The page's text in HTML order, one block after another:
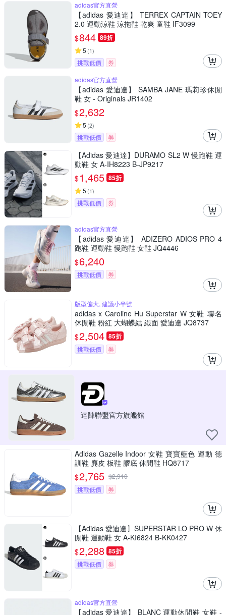
adidas官方直營
【adidas 愛迪達】 TERREX CAPTAIN TOEY
2.0 運動涼鞋 涼拖鞋 乾爽 童鞋 IF3099
$844 89折
5 (1)
挑戰低價
券
adidas官方直營
【adidas 愛迪達】 SAMBA JANE 瑪莉珍休閒
鞋 女 - Originals JR1402
$2,632
5 (2)
挑戰低價 券
【Adidas 愛迪達】DURAMO SL2 W 慢跑鞋 運
動鞋 女 A-IH8223 B-JP9217
$1,465 85折
5 (1)
挑戰低價 券
adidas官方直營
【adidas 愛迪達】 ADIZERO ADIOS PRO 4
跑鞋 運動鞋 慢跑鞋 女鞋 JQ4446
$6,240
挑戰低價 券
版型偏大, 建議小半號
adidas x Caroline Hu Superstar W 女鞋 聯名
休閒鞋 粉紅 大蝴蝶結 緞面 愛迪達 JQ8737
$2,504 85折
挑戰低價 券
達陣聯盟官方旗艦館
Adidas Gazelle Indoor 女鞋 寶寶藍色 運動 德
訓鞋 麂皮 板鞋 膠底 休閒鞋 HQ8717
$2,765 $2,910
挑戰低價
券
【Adidas 愛迪達】SUPERSTAR LO PRO W 休
閒鞋 運動鞋 女 A-KI6824 B-KK0427
$2,288 85折
挑戰低價 券
adidas官方直營
【adidas 愛迪達】 BLANC 運動休閒鞋 女鞋 -